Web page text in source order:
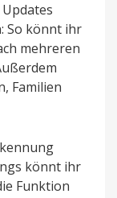
So könnt ihr
mehreren
Familien
könnt ihr
Funktion